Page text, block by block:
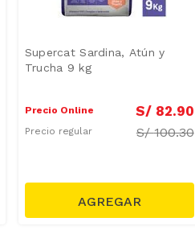
Supercat Sardina, Atún y
Trucha 9 kg
Precio Online S/ 82.90
Precio regular S/100.30